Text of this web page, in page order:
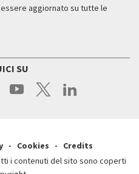
aggiornato su tutte le
SU
Cookies
Credits
i contenuti del sito sono coperti